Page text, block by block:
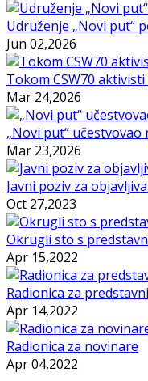
Udruženje „Novi put“
Jun 02,2026
Tokom CSW70
Mar 24,2026
„Novi put“ učestvovao
Mar 23,2026
Javni poziv za
Oct 27,2023
Okrugli sto s
Apr 15,2022
Radionica za
Apr 14,2022
Radionica za novinare
Apr 04,2022